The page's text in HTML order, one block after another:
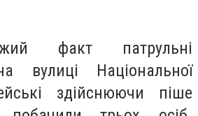
факт патрульні
вулиці Національної
здійснюючи піше